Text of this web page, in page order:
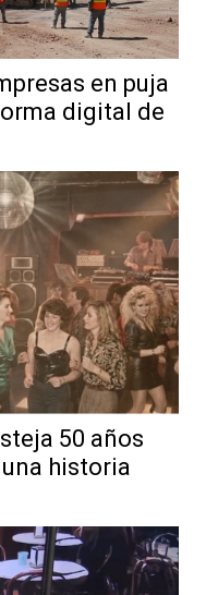
en puja
digital de
50 años
historia